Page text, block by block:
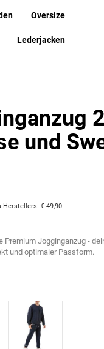
Oversize
Lederjacken
und
Herstellers:€ 49,90
Premium Jogginganzug -
und optimaler Passform.